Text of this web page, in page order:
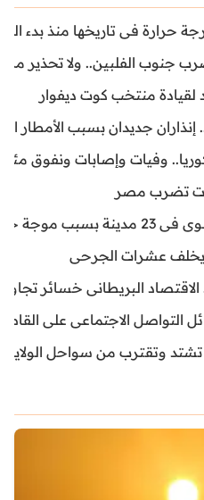
في تاريخها منذ بدء
لقيادة منتخب كوت ديفوار
جديدان بسبب الأمطار
وفيات وإصابات ونفوق مئات
حر شديدة
ويخلف عشرات الجرحى
البريطاني خسائر تجاوزت 1.5 مليار
الاجتماعي على القاصرين
تشتد وتقترب من سواحل